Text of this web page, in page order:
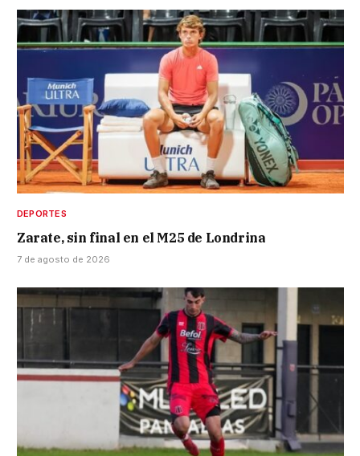
DEPORTES
Zarate, sin final en el M25 de Londrina
7 de agosto de 2026